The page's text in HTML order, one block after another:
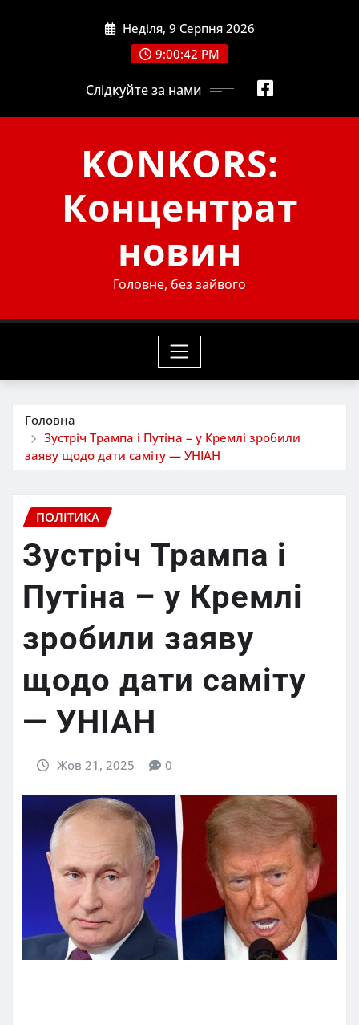
Неділя, 9 Серпня 2026
9:00:44 PM
Слідкуйте за нами
KONKORS:
Концентрат
новин
Головне, без зайвого
Головна
Зустріч Трампа і Путіна – у Кремлі зробили
заяву щодо дати саміту — УНІАН
ПОЛІТИКА
Зустріч Трампа і
Путіна – у Кремлі
зробили заяву
щодо дати саміту
— УНІАН
Жов 21, 2025 0